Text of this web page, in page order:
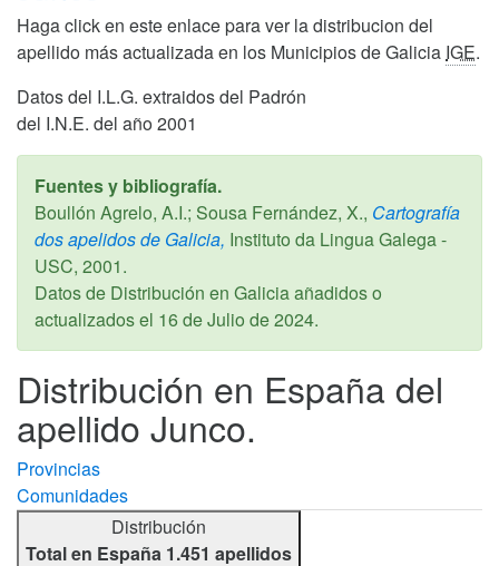
Haga click en este enlace para ver la distribucion del
apellido más actualizada en los Municipios de Galicia IGE.
Datos del I.L.G. extraidos del Padrón
del I.N.E. del año 2001
Fuentes y bibliografía.
Boullón Agrelo, A.I.; Sousa Fernández, X., Cartografía
dos apelidos de Galicia, Instituto da Lingua Galega -
USC, 2001.
Datos de Distribución en Galicia añadidos o
actualizados el 16 de Julio de 2024.
Distribución en España del
apellido Junco.
Provincias
Comunidades
Distribución
Total en España 1.451 apellidos